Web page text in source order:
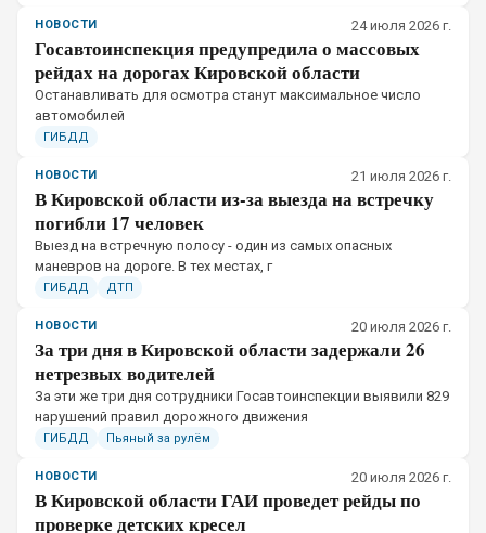
НОВОСТИ 24 июля 2026 г.
Госавтоинспекция предупредила о массовых
рейдах на дорогах Кировской области
Останавливать для осмотра станут максимальное число
автомобилей
ГИБДД
НОВОСТИ 21 июля 2026 г.
В Кировской области из-за выезда на встречку
погибли 17 человек
Выезд на встречную полосу - один из самых опасных
маневров на дороге. В тех местах, г
ГИБДД ДТП
НОВОСТИ 20 июля 2026 г.
За три дня в Кировской области задержали 26
нетрезвых водителей
За эти же три дня сотрудники Госавтоинспекции выявили 829
нарушений правил дорожного движения
ГИБДД Пьяный за рулём
НОВОСТИ 20 июля 2026 г.
В Кировской области ГАИ проведет рейды по
проверке детских кресел